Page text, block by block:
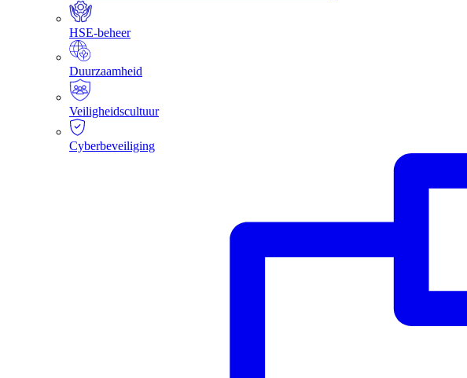
HSE-beheer
Duurzaamheid
Veiligheidscultuur
Cyberbeveiliging